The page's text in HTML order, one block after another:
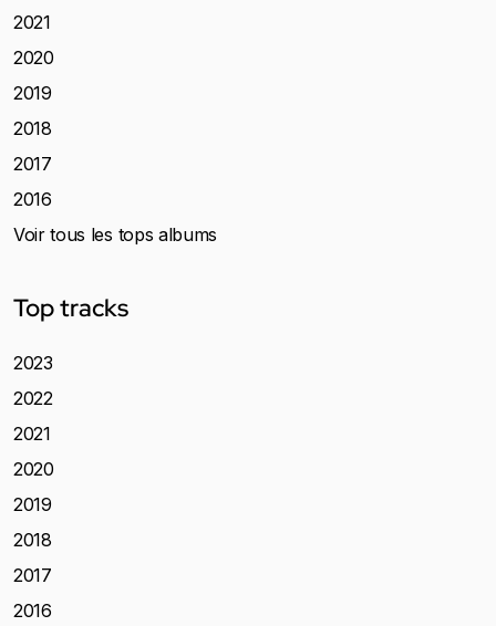
2021
2020
2019
2018
2017
2016
Voir tous les tops albums
Top tracks
2023
2022
2021
2020
2019
2018
2017
2016